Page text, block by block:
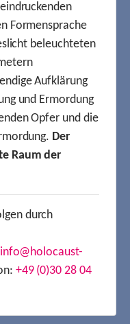
Formensprache
beleuchteten
Aufklärung
und Ermordung
Opfer und die
Der
Raum der
durch
info@holocaust-
+49 (0)30 28 04